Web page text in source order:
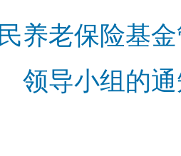
养老保险基
领导小组的